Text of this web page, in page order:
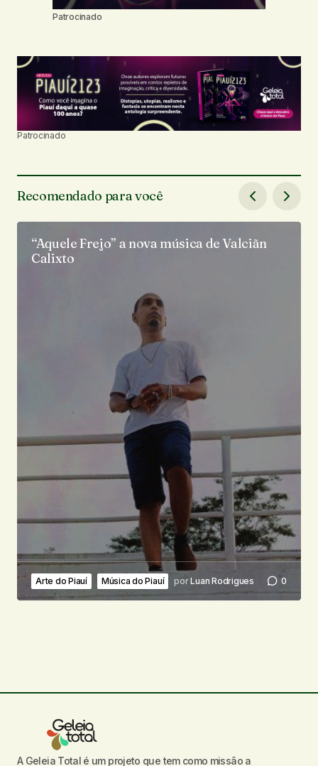
Patrocinado
Patrocinado
Recomendado para você
“Aquele Frejo” a nova música de Valciãn
Calixto
Arte do Piauí Música do Piauí porLuan Rodrigues 0
A Geleia Total é um projeto que tem como missão a